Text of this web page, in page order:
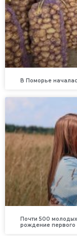
В Поморье
Почти 500
рождение первого